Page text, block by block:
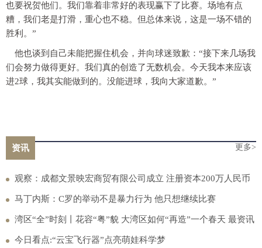
也要祝贺他们。我们靠着非常好的表现赢下了比赛。场地有点
糟，我们老是打滑，重心也不稳。但总体来说，这是一场不错的
胜利。”
他也谈到自己未能把握住机会，并向球迷致歉：“接下来几场我
们会努力做得更好。我们真的创造了无数机会。今天我本来应该
进2球，我其实能做到的。没能进球，我向大家道歉。”
资讯 更多>
观察：成都文景映宏商贸有限公司成立 注册资本200万人民币
马丁内斯：C罗的举动不是暴力行为 他只想继续比赛
湾区“全”时刻丨花容“粤”貌 大湾区如何“再造”一个春天 最资讯
今日看点:“云宝飞行器”点亮萌娃科学梦